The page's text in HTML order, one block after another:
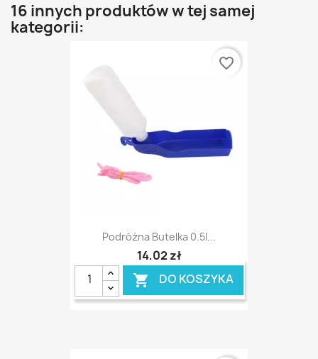
16 innych produktów w tej samej
kategorii:
Podróżna Butelka 0.5l...
14,02 zł
 DO KOSZYKA
favorite_border